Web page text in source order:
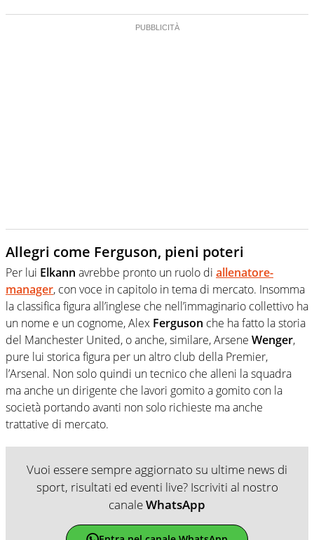
Allegri come Ferguson, pieni poteri
Per lui Elkann avrebbe pronto un ruolo di allenatore-
manager, con voce in capitolo in tema di mercato. Insomma
la classifica figura all’inglese che nell’immaginario collettivo ha
un nome e un cognome, Alex Ferguson che ha fatto la storia
del Manchester United, o anche, similare, Arsene Wenger,
pure lui storica figura per un altro club della Premier,
l’Arsenal. Non solo quindi un tecnico che alleni la squadra
ma anche un dirigente che lavori gomito a gomito con la
società portando avanti non solo richieste ma anche
trattative di mercato.
Vuoi essere sempre aggiornato su ultime news di
sport, risultati ed eventi live? Iscriviti al nostro
canaleWhatsApp